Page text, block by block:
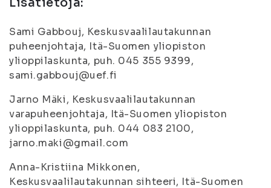
Sami Gabbouj, Keskusvaalilautakunnan
puheenjohtaja, Itä-Suomen yliopiston
ylioppilaskunta, puh. 045 355 9399,
sami.gabbouj@uef.fi
Jarno Mäki, Keskusvaalilautakunnan
varapuheenjohtaja, Itä-Suomen yliopiston
ylioppilaskunta, puh. 044 083 2100,
jarno.maki@gmail.com
Anna-Kristiina Mikkonen,
Keskusvaalilautakunnan sihteeri, Itä-Suomen